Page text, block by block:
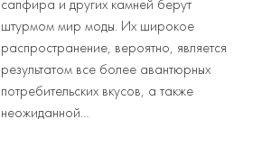
сапфира и других камней берут
штурмом мир моды. Их широкое
распространение, вероятно, является
результатом все более авантюрных
потребительских вкусов, а также
неожиданной…